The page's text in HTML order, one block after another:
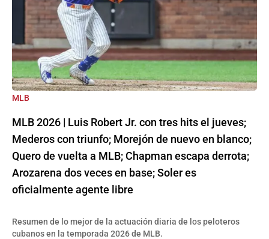
MLB
MLB 2026 | Luis Robert Jr. con tres hits el jueves;
Mederos con triunfo; Morejón de nuevo en blanco;
Quero de vuelta a MLB; Chapman escapa derrota;
Arozarena dos veces en base; Soler es
oficialmente agente libre
Resumen de lo mejor de la actuación diaria de los peloteros
cubanos en la temporada 2026 de MLB.